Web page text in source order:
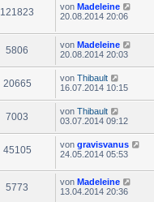
121823 von Madeleine
20.08.2014 20:06
5806 von Madeleine
20.08.2014 20:03
20665 von Thibault
16.07.2014 10:15
7003 von Thibault
03.07.2014 09:12
45105 von gravisvanus
24.05.2014 05:53
5773 von Madeleine
13.04.2014 20:36